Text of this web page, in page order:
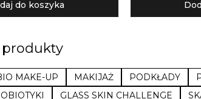
do koszyka
produkty
MAKE-UP MAKIJAŻ PODKŁADY
GLASS SKIN CHALLENGE